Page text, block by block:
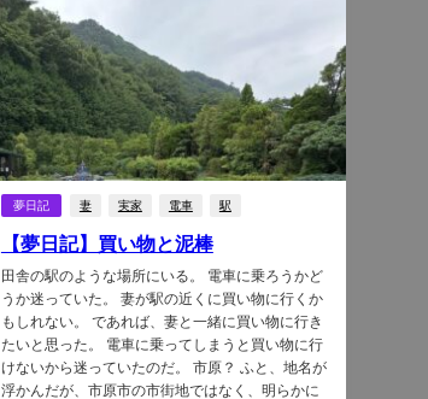
夢日記 妻 実家 電車 駅
【夢日記】買い物と泥棒
田舎の駅のような場所にいる。 電車に乗ろうかど
うか迷っていた。 妻が駅の近くに買い物に行くか
もしれない。 であれば、妻と一緒に買い物に行き
たいと思った。 電車に乗ってしまうと買い物に行
けないから迷っていたのだ。 市原？ ふと、地名が
浮かんだが、市原市の市街地ではなく、明らかに